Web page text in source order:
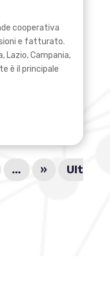
cooperativa
e fatturato.
Lazio, Campania,
è il principale
... »
Ult